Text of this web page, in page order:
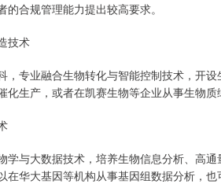
的合规管理能力提出较高要求。
技术
，专业融合生物转化与智能控制技术，开
化生产，或者在凯赛生物等企业从事生物
学与大数据技术，培养生物信息分析、高
在华大基因等机构从事基因组数据分析，